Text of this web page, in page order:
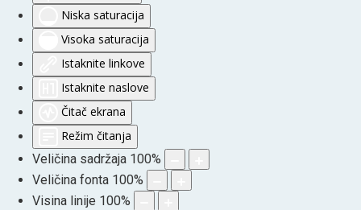
Niska saturacija
Visoka saturacija
Istaknite linkove
Istaknite naslove
Čitač ekrana
Režim čitanja
Veličina sadržaja 100%
Veličina fonta 100%
Visina linije 100%